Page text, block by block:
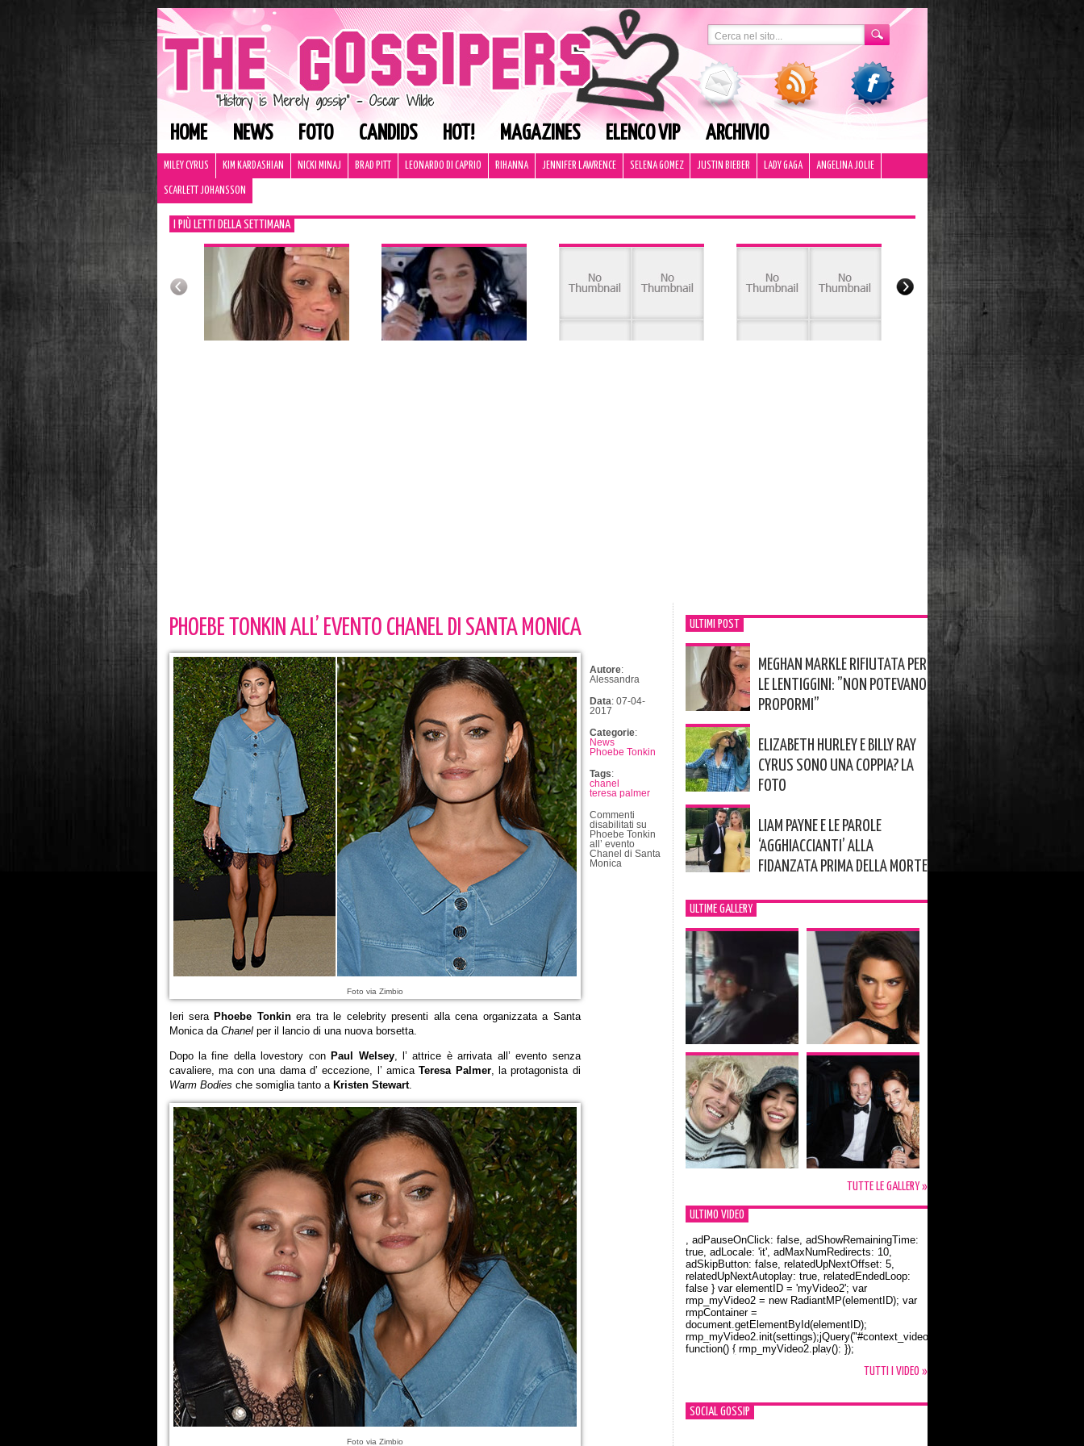
HOME NEWS FOTO CANDIDS HOT! MAGAZINES ELENCO VIP ARCHIVIO
MILEY CYRUS KIM KARDASHIAN NICKI MINAJ BRAD PITT LEONARDO DI CAPRIO RIHANNA JENNIFER LAWRENCE SELENA GOMEZ JUSTIN BIEBER LADY GAGA ANGELINA JOLIE
SCARLETT JOHANSSON
I PIÙ LETTI DELLA SETTIMANA
PHOEBE TONKIN ALL’ EVENTO CHANEL DI SANTA MONICA
Foto via Zimbio
Ieri seraPhoebe Tonkinera tra le celebrity presenti alla cena organizzata a Santa
Monica da Chanelper il lancio di una nuova borsetta.
Dopo la fine della lovestory con Paul Welsey, l’ attrice è arrivata all’ evento senza
cavaliere, ma con una dama d’ eccezione, l’ amicaTeresa Palmer, la protagonista di
Warm Bodies che somiglia tanto a Kristen Stewart.
Foto via Zimbio
Autore:
Alessandra
Data: 07-04-
2017
Categorie:
News
Phoebe Tonkin
Tags:
chanel
teresa palmer
Commenti
disabilitati su
Phoebe Tonkin
all’ evento
Chanel di Santa
Monica
ULTIMI POST
MEGHAN MARKLE RIFIUTATA PER
LE LENTIGGINI: ”NON POTEVANO
PROPORMI”
ELIZABETH HURLEY E BILLY RAY
CYRUS SONO UNA COPPIA? LA
FOTO
LIAM PAYNE E LE PAROLE
‘AGGHIACCIANTI’ ALLA
FIDANZATA PRIMA DELLA MORTE
ULTIME GALLERY
TUTTE LE GALLERY »
ULTIMO VIDEO
Orlando Bloom e la t-shirt dedicata a Flynn
, adPauseOnClick: false, adShowRemainingTime:
true, adLocale: 'it', adMaxNumRedirects: 10,
adSkipButton: false, relatedUpNextOffset: 5,
relatedUpNextAutoplay: true, relatedEndedLoop:
false } var elementID = 'myVideo2'; var
rmp_myVideo2 = new RadiantMP(elementID); var
rmpContainer =
document.getElementById(elementID);
rmp_myVideo2.init(settings);jQuery("#context_video2").one("mouseover",
function() { rmp_myVideo2.play(); });
TUTTI I VIDEO »
SOCIAL GOSSIP